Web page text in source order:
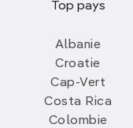
Top pays
Albanie
Croatie
Cap-Vert
Costa Rica
Colombie